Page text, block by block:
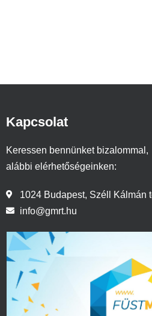
Kapcsolat
Keressen bennünket bizalommal,
alábbi elérhetőségeinken:
1024 Budapest, Széll Kálmán
info@gmrt.hu